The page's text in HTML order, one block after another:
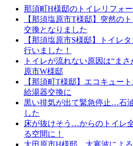
那須町H様邸のトイレリフォ
【那須塩原市T様邸】突然の
交換となりました
【那須塩原市S様邸】トイレ
行いました！
トイレが流れない原因は“ま
原市W様邸
【那須町T様邸】エコキュー
給湯器交換に
黒い排気が出て緊急停止…石
した
床が抜けそう…からのトイレ
る空間に！
大田原市H様邸 大寒波によ